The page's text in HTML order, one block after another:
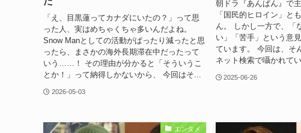
「え、目黒蓮ってカナダにいたの？」って思
った人、実はめちゃくちゃ多いんだよね。
Snow Manとしての活動がぱったり減ったと思
ったら、まさかの海外長期滞在中だったって
いう……！ その理由が分かると「そういうこ
とか！」って納得しかないから、 今回はそ...
2026-05-03
朝ドラ『あんぱん』で
「国民的ヒロイン」と
ん。 しかし一方で、「
い」「苦手」という意
ています。 今回は、そ
ネット検索で囁かれて
2025-06-26
エンタメ